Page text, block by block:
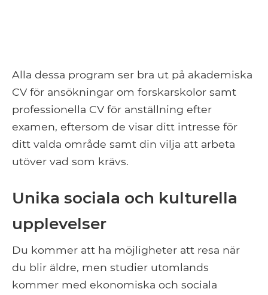
Alla dessa program ser bra ut på akademiska
CV för ansökningar om forskarskolor samt
professionella CV för anställning efter
examen, eftersom de visar ditt intresse för
ditt valda område samt din vilja att arbeta
utöver vad som krävs.
Unika sociala och kulturella
upplevelser
Du kommer att ha möjligheter att resa när
du blir äldre, men studier utomlands
kommer med ekonomiska och sociala